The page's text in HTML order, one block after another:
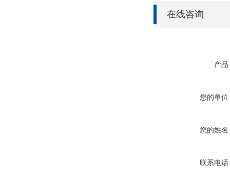
在线咨询
产品
您的单位
您的姓名
联系电话